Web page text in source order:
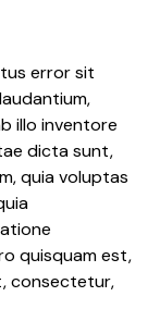
error sit
illo inventore
dicta sunt,
quia voluptas
quisquam est,
consectetur,